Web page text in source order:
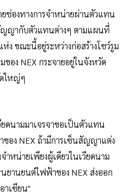
ช่องทางการจำหน่ายผ่านตัวแทน
ญากับตัวแทนต่างๆ ตามแผนที่
ง ขณะนี้อยู่ระหว่างก่อสร้างโชว์รูม
อง NEX กระจายอยู่ในจังหวัด
ใหญ่ๆ
ยดนามมาเจรจาขอเป็นตัวแทน
อง NEX ถ้ามีการเซ็นสัญญาแต่ง
ำหน่ายเพียงผู้เดียวในเวียดนาม
ยานยนต์ไฟฟ้าของ NEX ส่งออก
าเซียน"